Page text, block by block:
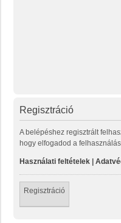
Regisztráció
A belépéshez regisztrált
hogy elfogadod a
Használati feltételek
Regisztráció